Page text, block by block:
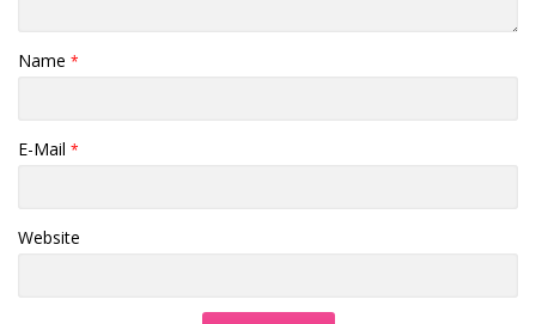
Name *
E-Mail *
Website